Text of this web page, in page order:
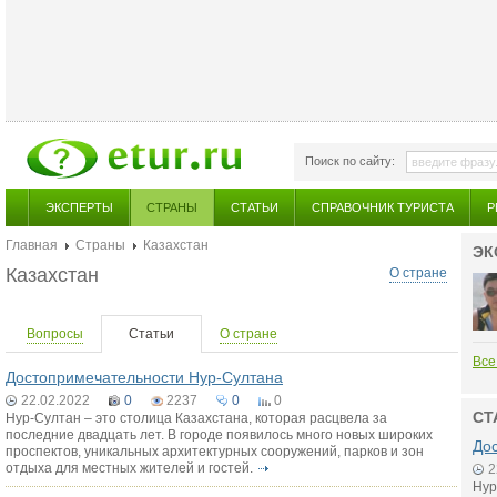
Поиск по сайту:
ЭКСПЕРТЫ СТРАНЫ СТАТЬИ СПРАВОЧНИК ТУРИСТА
Главная Страны
Казахстан
О стране
Казахстан
Вопросы Статьи О стране
Достопримечательности Нур-Султана
22.02.2022 0 2237 0
0
Нур-Султан – это столица Казахстана, которая расцвела за
последние двадцать лет. В городе появилось много новых широких
проспектов, уникальных архитектурных сооружений, парков и зон
отдыха для местных жителей и гостей.